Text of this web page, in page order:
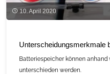
10. April 2020
Unterscheidungsmerkmale
Batteriespeicher können anhand
unterschieden werden.